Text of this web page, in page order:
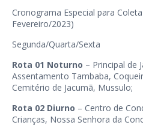
Cronograma Especial para
Fevereiro/2023)
Segunda/Quarta/Sexta
Rota 01 Noturno – Principal de
Assentamento Tambaba,
Cemitério de Jacumã, Mussulo;
Rota 02 Diurno – Centro de
Crianças, Nossa Senhora da